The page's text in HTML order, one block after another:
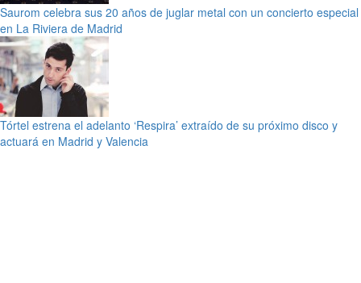
Saurom celebra sus 20 años de juglar metal con un concierto especial
en La Riviera de Madrid
Tórtel estrena el adelanto ‘Respira’ extraído de su próximo disco y
actuará en Madrid y Valencia